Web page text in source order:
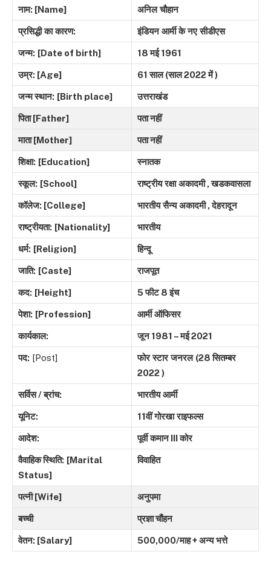
नाम: [Name] अनिल चौहान
प्रसिद्धी का कारण: इंडियन आर्मी के नए सीडीएस
जन्म: [Date of birth] 18मई1961
उम्र: [Age] 61साल(साल2022में)
जन्म स्थान: [Birth place] उत्तराखंड
पिता [Father] पता नहीं
माता [Mother] पता नहीं
शिक्षा: [Education] स्नातक
स्कूल: [School] राष्ट्रीय रक्षा अकादमी,खडकवासला
कॉलेज: [College] भारतीय सैन्य अकादमी,देहरादून
राष्ट्रीयता: [Nationality] भारतीय
धर्म: [Religion] हिन्दू
जाति: [Caste] राजपूत
कद: [Height] 5फीट8इंच
पेशा: [Profession] आर्मी ऑफिसर
कार्यकाल: जून1981 –मई2021
पद: [Post] फोर स्टार जनरल (28सितम्बर
2022 )
सर्विस/ब्रांच: भारतीय आर्मी
यूनिट: 11वीं गोरखा राइफल्स
आदेश: पूर्वी कमानIIIकोर
वैवाहिक स्थिति: [Marital
Status]
विवाहित
पत्नी [Wife] अनुपमा
बच्ची प्रज्ञा चौंहन
वेतन: [Salary] 500,000/माह+अन्य भत्ते